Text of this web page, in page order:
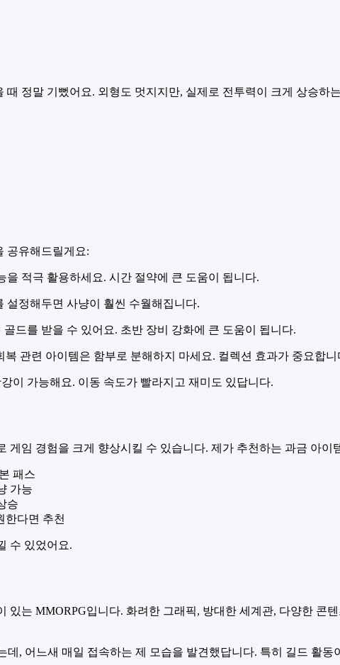
정말 기뻤어요. 외형도 멋지지만, 실제로 전투력이 크게 상승하
공유해드릴게요:
을 적극 활용하세요. 시간 절약에 큰 도움이 됩니다.
설정해두면 사냥이 훨씬 수월해집니다.
드를 받을 수 있어요. 초반 장비 강화에 큰 도움이 됩니다.
복 관련 아이템은 함부로 분해하지 마세요. 컬렉션 효과가 중요합니
이 가능해요. 이동 속도가 빨라지고 재미도 있답니다.
게임 경험을 크게 향상시킬 수 있습니다. 제가 추천하는 과금 아이
패스
가능
승
한다면 추천
수 있었어요.
있는 MMORPG입니다. 화려한 그래픽, 방대한 세계관, 다양한 콘
데, 어느새 매일 접속하는 제 모습을 발견했답니다. 특히 길드 활